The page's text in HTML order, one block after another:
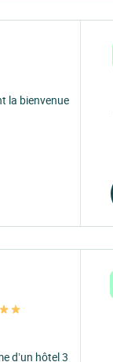
la bienvenue
d’un hôtel 3